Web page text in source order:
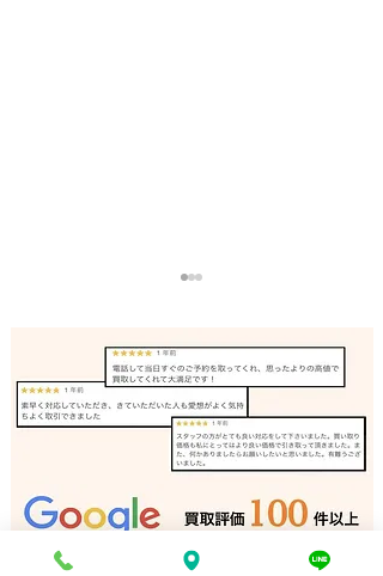
アマチュア無線機 出張買
取 宍粟市｜姫路の買取専
門店